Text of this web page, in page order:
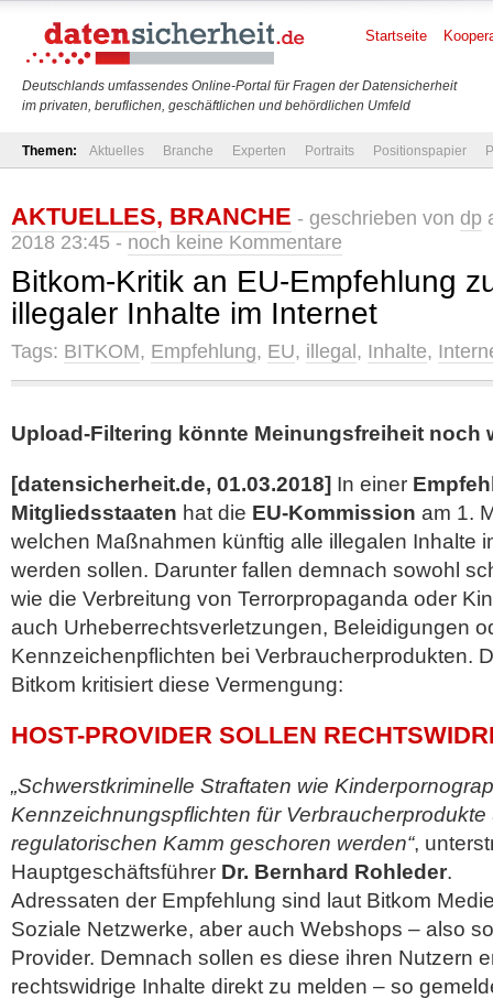
Deutschlands umfassendes Online-Portal für Fragen der Datensicherheit
im privaten, beruflichen, geschäftlichen und behördlichen Umfeld
Startseite
Themen: Aktuelles Branche Experten Portraits Positionspapier
AKTUELLES, BRANCHE - geschrieben von dp
2018 23:45 - noch keine Kommentare
Bitkom-Kritik an EU-Empfehlung
illegaler Inhalte im Internet
Tags: BITKOM, Empfehlung, EU, illegal , Inhalte,
Upload-Filtering könnte Meinungsfreiheit noch
[datensicherheit.de, 01.03.2018] In einer
Mitgliedsstaaten hat die EU-Kommission am 1.
welchen Maßnahmen künftig alle illegalen Inhalte
werden sollen. Darunter fallen demnach sowohl
wie die Verbreitung von Terrorpropaganda oder
auch Urheberrechtsverletzungen, Beleidigungen
Kennzeichenpflichten bei Verbraucherprodukten.
Bitkom kritisiert diese Vermengung:
HOST-PROVIDER SOLLEN
„Schwerstkriminelle Straftaten wie
Kennzeichnungspflichten für Verbraucherprodukte
regulatorischen Kamm geschoren werden“,
Hauptgeschäftsführer Dr. Bernhard Rohleder.
Adressaten der Empfehlung sind laut Bitkom
Soziale Netzwerke, aber auch Webshops – also
Provider. Demnach sollen es diese ihren Nutzern
rechtswidrige Inhalte direkt zu melden – so